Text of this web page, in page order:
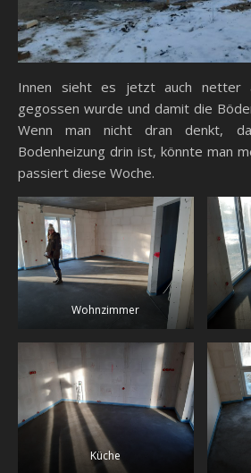
Innen sieht es jetzt auch netter
gegossen wurde und damit die
Wenn man nicht dran denkt,
Bodenheizung drin ist, könnte man
passiert diese Woche.
Wohnzimmer
Küche